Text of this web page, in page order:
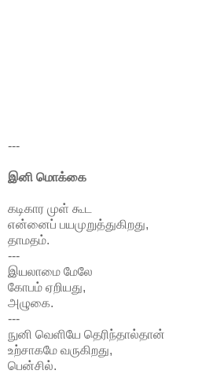
---
இனி மொக்கை
கடிகார முள் கூட
என்னைப் பயமுறுத்துகிறது,
தாமதம்.
---
இயலாமை மேலே
கோபம் ஏறியது,
அழுகை.
---
நுனி வெளியே தெரிந்தால்தான்
உற்சாகமே வருகிறது,
பென்சில்.